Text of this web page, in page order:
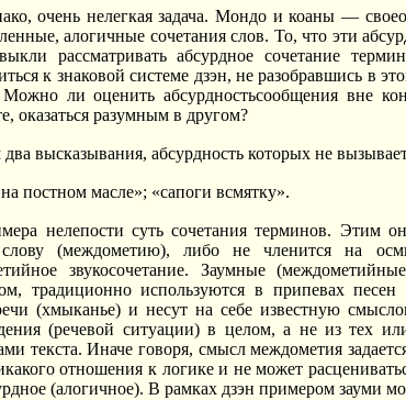
очень нелегкая задача. Мондо и коаны —
алогичные сочетания слов. То, что эти
рассматривать абсурдное сочетание
к знаковой системе дзэн, не разобравшись в
Можно ли оценить абсурдностьсообщения вне
оказаться разумным в другом?
высказывания, абсурдность которых не
постном масле»; «сапоги всмятку».
нелепости суть сочетания терминов. Этим
(междометию), либо не членится на
звукосочетание. Заумные
традиционно используются в припевах песен
(хмыканье) и несут на себе известную
(речевой ситуации) в целом, а не из тех
текста. Иначе говоря, смысл междометия
отношения к логике и не может
(алогичное). В рамках дзэн примером зауми